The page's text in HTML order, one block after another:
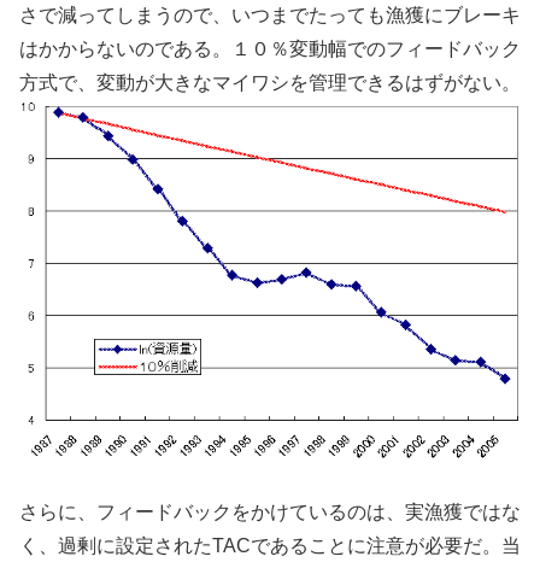
さで減ってしまうので、いつまでたっても漁獲にブレーキ
はかからないのである。１０％変動幅でのフィードバック
方式で、変動が大きなマイワシを管理できるはずがない。
さらに、フィードバックをかけているのは、実漁獲ではな
く、過剰に設定されたTACであることに注意が必要だ。当